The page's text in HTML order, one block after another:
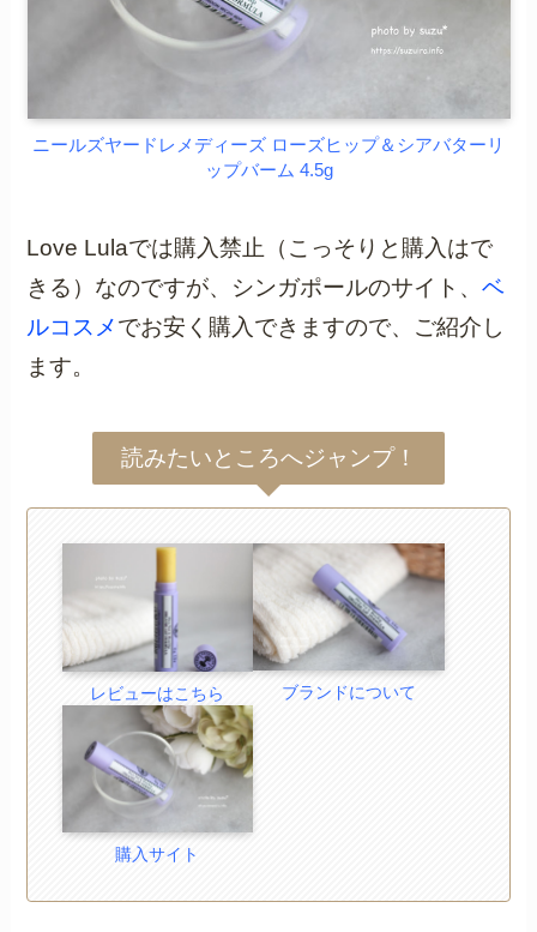
ニールズヤードレメディーズ ローズヒップ＆シアバターリ
ップバーム 4.5g
Love Lulaでは購入禁止（こっそりと購入はで
きる）なのですが、シンガポールのサイト、ベ
ルコスメでお安く購入できますので、ご紹介し
ます。
読みたいところへジャンプ！
レビューはこちら ブランドについて
購入サイト